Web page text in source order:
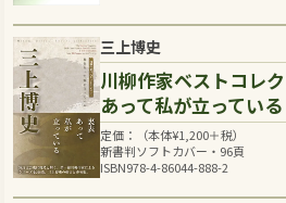
三上博史
川柳作家ベストコレ
あって私が立っている
定価：（本体¥1,200＋税）
新書判ソフトカバー・96頁
ISBN978-4-86044-888-2